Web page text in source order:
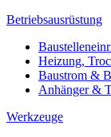
Betriebsausrüstung
Heizung,
Baustrom &
Anhänger &
Werkzeuge